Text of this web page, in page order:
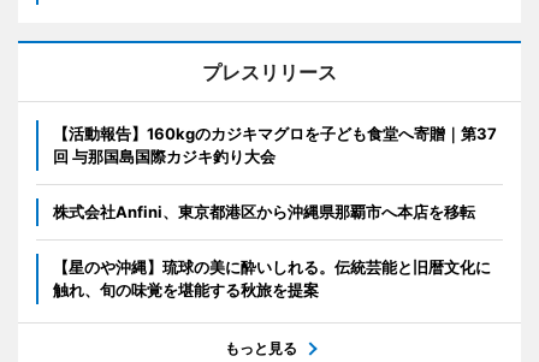
プレスリリース
【活動報告】160kgのカジキマグロを子ども食堂へ寄贈｜第37
回 与那国島国際カジキ釣り大会
株式会社Anfini、東京都港区から沖縄県那覇市へ本店を移転
【星のや沖縄】琉球の美に酔いしれる。伝統芸能と旧暦文化に
触れ、旬の味覚を堪能する秋旅を提案
もっと見る